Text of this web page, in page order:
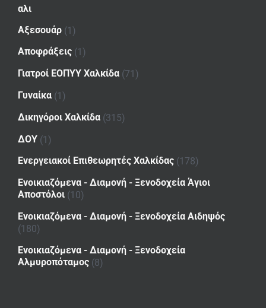
αλι
Αξεσουάρ (1)
Αποφράξεις (1)
Γιατροί ΕΟΠΥΥ Χαλκίδα (71)
Γυναίκα (1)
Δικηγόροι Χαλκίδα (315)
ΔΟΥ (1)
Ενεργειακοί Επιθεωρητές Χαλκίδας (178)
Ενοικιαζόμενα - Διαμονή - Ξενοδοχεία Άγιοι
Αποστόλοι (10)
Ενοικιαζόμενα - Διαμονή - Ξενοδοχεία Αιδηψός
(180)
Ενοικιαζόμενα - Διαμονή - Ξενοδοχεία
Αλμυροπόταμος (8)